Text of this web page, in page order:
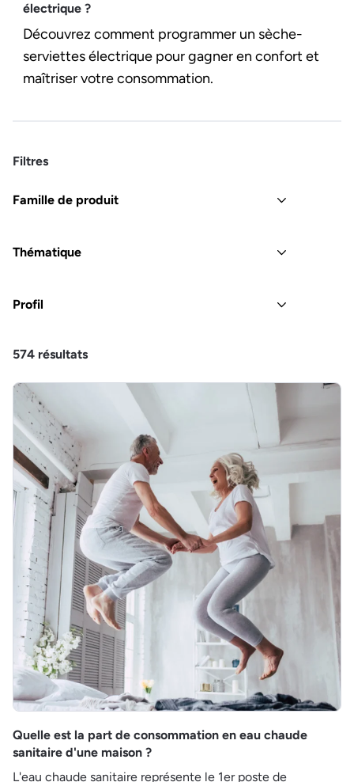
électrique ?
Découvrez comment programmer un sèche-
serviettes électrique pour gagner en confort et
maîtriser votre consommation.
Filtres
Famille de produit
Thématique
Profil
574 résultats
Quelle est la part de consommation en eau chaude
sanitaire d'une maison ?
L'eau chaude sanitaire représente le 1er poste de